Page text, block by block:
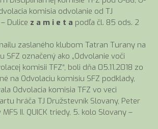
komisia odvolanie od TJ
Dulice z a m i e t a podľa čl. 85 ods. 2
zaslaného klubom Tatran Turany na
SFZ označený ako „Odvolanie voči
komisii TFZ“, boli dňa 05.11.2018 zo
na Odvolaciu komisiu SFZ podklady,
Odvolacia komisia TFZ vo veci
hráča TJ Družstevník Slovany, Peter
II. QUICK triedy, 5. kolo Slovany –